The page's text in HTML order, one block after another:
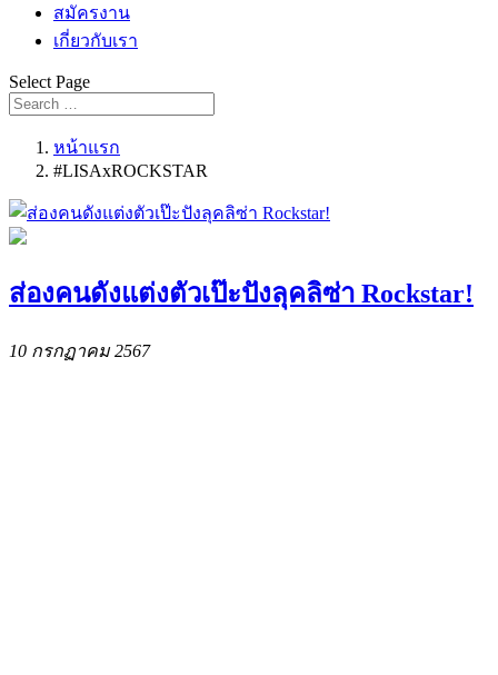
สมัครงาน
เกี่ยวกับเรา
Select Page
หน้าแรก
#LISAxROCKSTAR
ส่องคนดังแต่งตัวเป๊ะปังลุคลิซ่า Rockstar!
10 กรกฏาคม 2567